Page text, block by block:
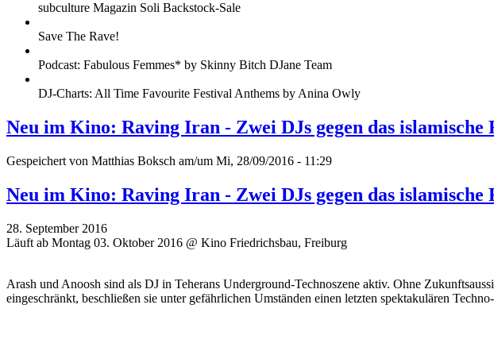
subculture Magazin Soli Backstock-Sale
Save The Rave!
Podcast: Fabulous Femmes* by Skinny Bitch DJane Team
DJ-Charts: All Time Favourite Festival Anthems by Anina Owly
Neu im Kino: Raving Iran - Zwei DJs gegen das islamische
Gespeichert von Matthias Boksch am/um Mi, 28/09/2016 - 11:29
Neu im Kino: Raving Iran - Zwei DJs gegen das islamische
28. September 2016
Läuft ab Montag 03. Oktober 2016 @ Kino Friedrichsbau, Freiburg
Arash und Anoosh sind als DJ in Teherans Underground-Technoszene aktiv. Ohne
eingeschränkt, beschließen sie unter gefährlichen Umständen einen letzten spektakulären